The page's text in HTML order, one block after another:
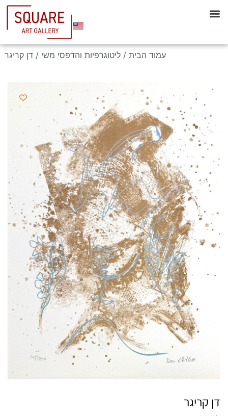
עמוד הבית /ליטוגרפיות והדפסי משי / דן קריגר
דן קריגר